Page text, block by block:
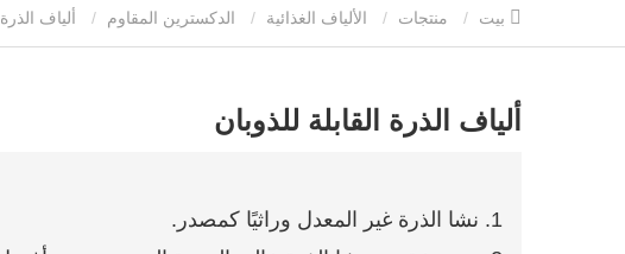
منتجات الألياف الغذائية الدكسترين المقاوم
ألياف الذرة القابلة للذوبان
1. نشا الذرة غير المعدل وراثيًا كمصدر.